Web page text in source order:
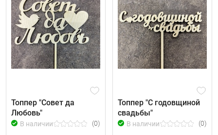
Топпер "Совет да
Любовь"
В наличии (0)
Топпер "С годовщиной
свадьбы"
В наличии (0)